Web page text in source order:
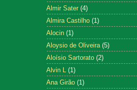
Almir Sater (4)
Almira Castilho (1)
Alocin (1)
Aloysio de Oliveira (5)
Aloísio Sartorato (2)
Alvin L (1)
Ana Girão (1)